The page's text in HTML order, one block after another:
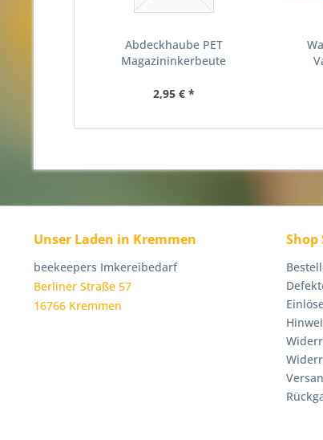
Abdeckhaube PET
Magazininkerbeute
2,95 € *
Unser Laden in Kremmen
beekeepers Imkereibedarf
Berliner Straße 57
16766 Kremmen
Shop